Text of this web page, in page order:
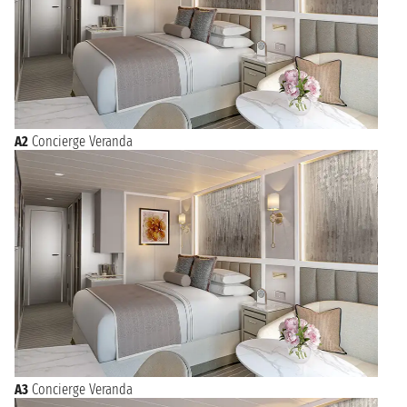
Oltre a essere a un passo dalle meraviglie archeologiche di
Roma, Civitavecchia offre molto ai turisti che possono
passeggiare per le vie del centro storico ammirando le vetrine
dei negozi o la famosa Fontana di Vanvitelli. Da lì si può
visitare il Forte Michelangelo o la Porta Livorno fino ad arrivare
alla Darsena Romana. Da non perdere l’antico Lazzaretto e la
Rocca con i resti archeologici romani.
A2 Concierge Veranda
A3 Concierge Veranda